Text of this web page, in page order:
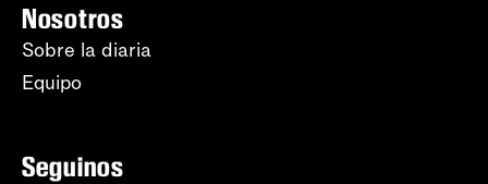
Nosotros
Sobre la diaria
Equipo
Seguinos